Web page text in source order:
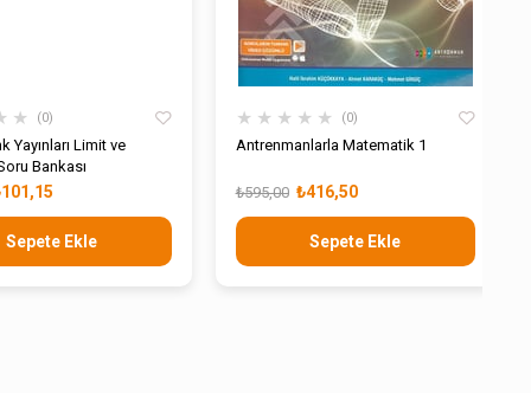
★ 0
Yayınları Limit ve
Bankası
Sepete Ekle
★ ★ ★ ★ ★ 0
Antrenmanlarla Matematik 1
₺416,50
₺595,00
Sepete Ekle